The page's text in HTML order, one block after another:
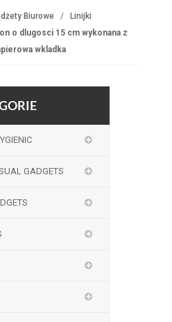
Biurowe
Linijki
o dlugosci 15 cm wykonana z
wkladka
GADGETS